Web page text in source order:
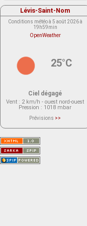
Lévis-Saint-Nom
Conditions météo à 5 août 2026 à
19h59min
OpenWeather
25°C
Ciel dégagé
Vent : 2 km/h - ouest nord-ouest
Pression : 1018 mbar
Prévisions >>
actuellement aucune prévision
Saint-Nom.
Veuillez consulter le message du
service ci-dessous.
(401 - Invalid API key. Please see
https://openweathermap.org/